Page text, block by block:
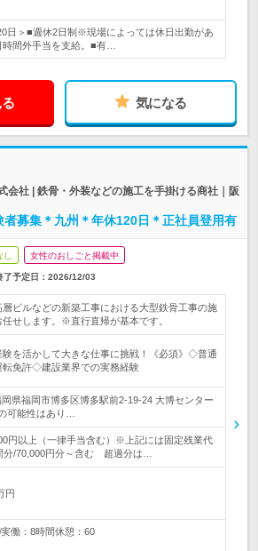
日＞■週休2日制※現場によっては休日出勤があ
時間外手当を支給。■有…
気になる
会社 | 鉄骨・外装などの施工を手掛ける商社｜阪
者募集＊九州＊年休120日＊正社員登用有
し 女性のおしごと掲載中
了予定日： 2026/12/03
ビルなどの新築工事における大型鉄骨工事の施
任せします。※直行直帰が基本です。
験を活かして大きな仕事に挑戦！《必須》◇普通
転免許◇建設業界での実務経験
県福岡市博多区博多駅前2-19-24 大博センター
可能性はあり…
円以上（一律手当含む）※上記には固定残業代
分/70,000円分～含む 超過分は…
円
働：8時間休憩：60